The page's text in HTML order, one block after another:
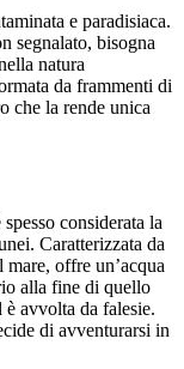
e paradisiaca.
segnalato, bisogna
natura
da frammenti di
che la rende unica
spesso considerata la
Caratterizzata da
offre un’acqua
alla fine di quello
avvolta da falesie.
di avventurarsi in